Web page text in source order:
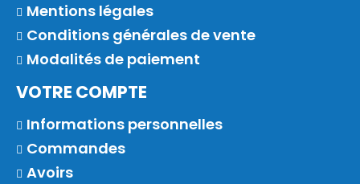
Mentions légales
Conditions générales de vente
Modalités de paiement
VOTRE COMPTE
Informations personnelles
Commandes
Avoirs